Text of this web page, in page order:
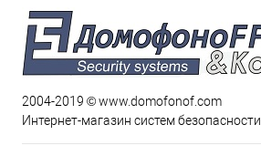
2004-2019 © www.domofonof.com
Интернет-магазин систем безопасности